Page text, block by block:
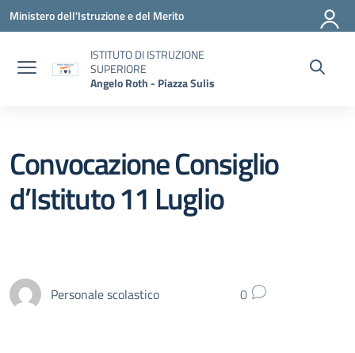
Vai ai contenuti
Vai al menu di navigazione
Vai al footer
Ministero dell'Istruzione e del Merito
ISTITUTO DI ISTRUZIONE
SUPERIORE
Angelo Roth - Piazza Sulis
Convocazione Consiglio
d’Istituto 11 Luglio
Personale scolastico 0